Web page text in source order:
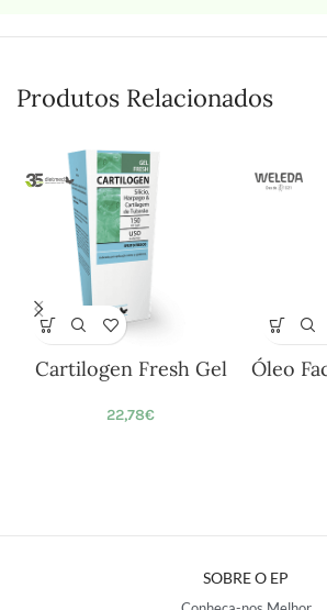
Produtos Relacionados
Cartilogen Fresh Gel
22,78€
Óleo
SOBRE O EP